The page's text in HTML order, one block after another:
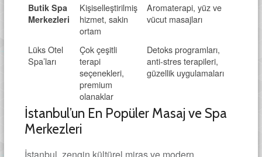
Butik Spa
Merkezleri
Kişiselleştirilmiş
hizmet, sakin
ortam
Aromaterapi, yüz ve
vücut masajları
Lüks Otel
Spa’ları
Çok çeşitli
terapi
seçenekleri,
premium
olanaklar
Detoks programları,
anti-stres terapileri,
güzellik uygulamaları
İstanbul’un En Popüler Masaj ve Spa
Merkezleri